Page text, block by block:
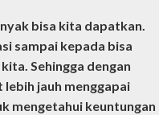
bisa kita dapatkan.
sampai kepada bisa
Sehingga dengan
jauh menggapai
mengetahui keuntungan